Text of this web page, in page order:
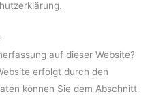
auf dieser Website?
erfolgt durch den
können Sie dem Abschnitt